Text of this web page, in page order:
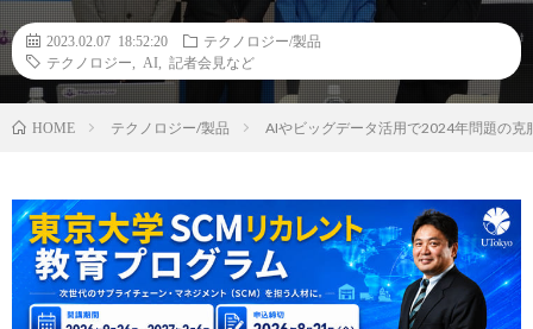
2023.02.07 18:52:20
テクノロジー/製品
テクノロジー
AI 記者会見など
HOME テクノロジー/製品 AIやビッグデータ活用で2024年問題の